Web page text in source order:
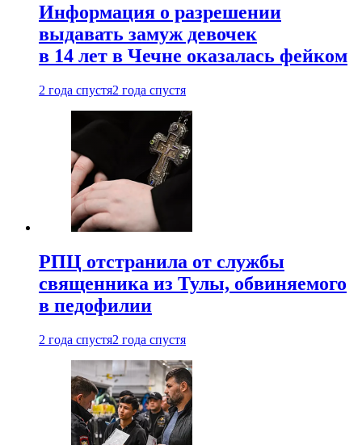
Информация о разрешении
выдавать замуж девочек
в 14 лет в Чечне оказалась фейком
2 года спустя2 года спустя
РПЦ отстранила от службы
священника из Тулы, обвиняемого
в педофилии
2 года спустя2 года спустя